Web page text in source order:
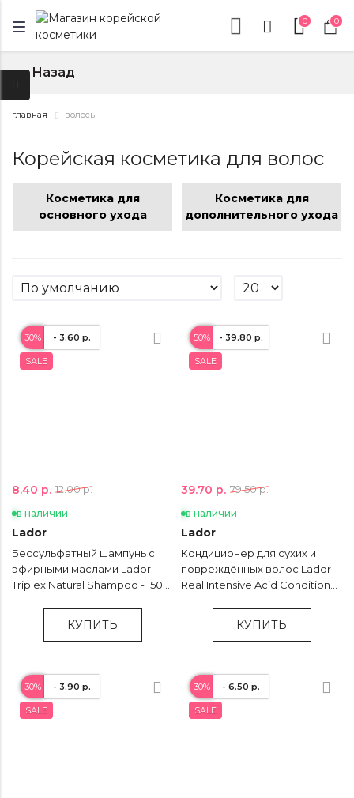
0 0
↑ Назад
главная волосы
Корейская косметика для волос
Косметика для
основного ухода
Косметика для
дополнительного ухода
SALE
30% - 3.60 р.
8.40 р. 12.00 р.
в наличии
Lador
Бессульфатный шампунь с
эфирными маслами Lador
Triplex Natural Shampoo - 150
КУПИТЬ
SALE
50% - 39.80 р.
39.70 р. 79.50 р.
в наличии
Lador
Кондиционер для сухих и
повреждённых волос Lador
Real Intensive Acid Conditioner
КУПИТЬ
SALE
30% - 3.90 р.
SALE
30% - 6.50 р.